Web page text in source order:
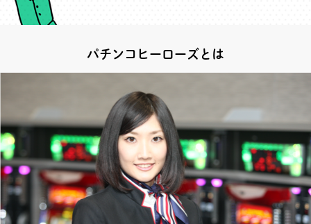
パチンコヒーローズとは